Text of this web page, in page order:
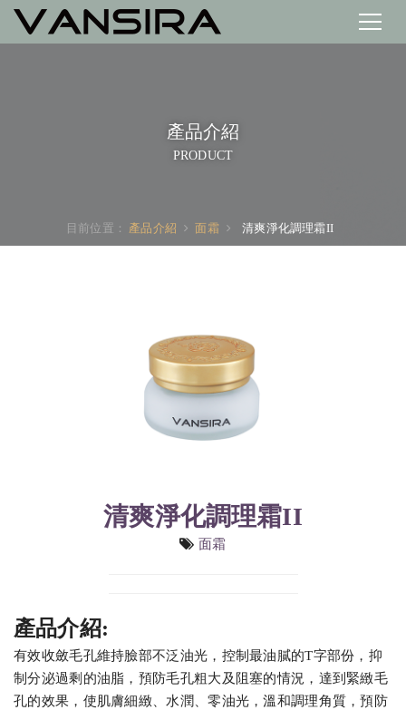
產品介紹
PRODUCT
目前位置： 產品介紹 面霜 清爽淨化調理霜II
清爽淨化調理霜II
面霜
產品介紹:
有效收斂毛孔維持臉部不泛油光，控制最油膩的T字部份，抑
制分泌過剩的油脂，預防毛孔粗大及阻塞的情況，達到緊緻毛
孔的效果，使肌膚細緻、水潤、零油光，溫和調理角質，預防